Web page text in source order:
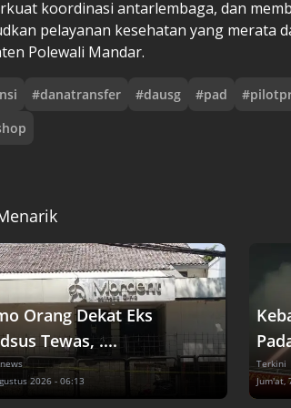
koordinasi antarlembaga, dan
pelayanan kesehatan yang merata
Polewali Mandar.
#danatransfer #dausg #pad #
Orang Dekat Eks
Tewas, ....
2026 - 06:13
Terkini
Jum'at,